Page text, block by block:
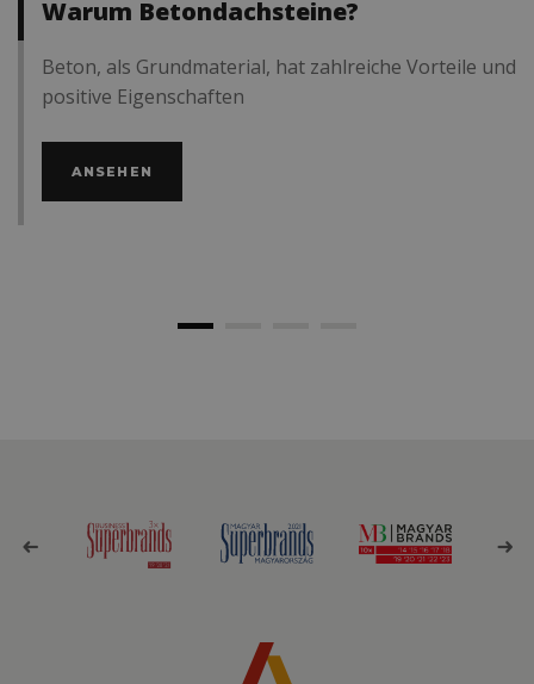
Warum Betondachsteine?
Beton, als Grundmaterial, hat zahlreiche Vorteile und
positive Eigenschaften
ANSEHEN